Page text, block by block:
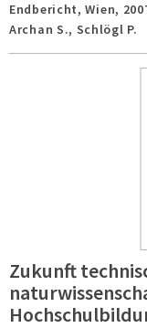
Endbericht,Wien,
Archan S., Schlögl P.
Zukunft